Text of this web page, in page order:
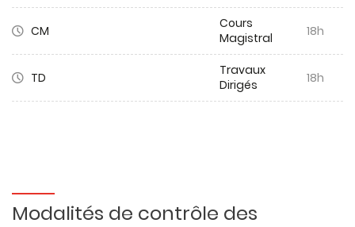
CM
Cours
Magistral
18h
TD
Travaux
Dirigés
18h
Modalités de contrôle des